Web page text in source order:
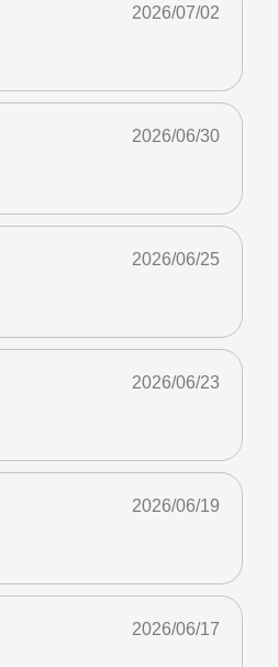
2026/07/02
2026/06/30
2026/06/25
2026/06/23
2026/06/19
2026/06/17